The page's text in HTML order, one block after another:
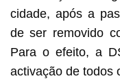
cidade, após a
de ser removido
Para o efeito, a
activação de todos